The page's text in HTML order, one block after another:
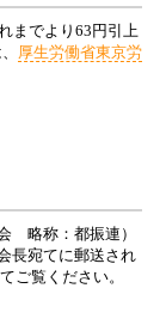
までより63円引上
厚生労働省東京労
略称：都振連）
長宛てに郵送され
ご覧ください。